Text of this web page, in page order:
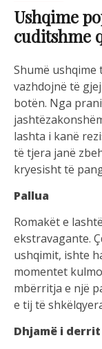
Ushqime
cuditshme
Shumë
vazhdojnë të
botën. Nga
lashta i kanë
të tjera janë
kryesisht të
Pallua
Romakët e
ekstravagante.
ushqimit, ishte
momentet
mbërritja e një
e tij të
Dhjamë i derrit